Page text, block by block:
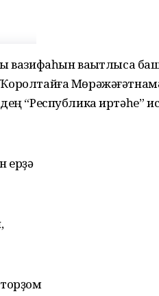
вазифаһын ваҡытлыса
“Республика иртәһе”
ерҙә
торҙом